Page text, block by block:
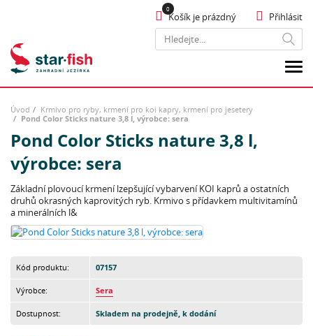
Hledat
Přihlásit
Košík je prázdný
Úvod
Krmivo pro ryby, krmení pro koi kapry, krmení pro jesetery
Pond Color Sticks nature 3,8 l, výrobce: sera
Pond Color Sticks nature 3,8 l,
výrobce: sera
Základní plovoucí krmení lzepšující vybarvení KOI kaprů a ostatních
druhů okrasných kaprovitých ryb. Krmivo s přídavkem multivitamínů
a minerálních l&
Kód produktu: 07157
Výrobce: Sera
Dostupnost: Skladem na prodejně, k dodání